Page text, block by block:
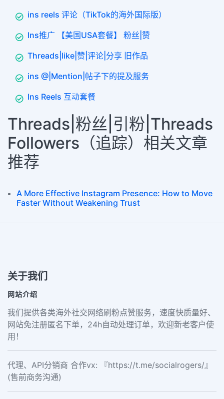
ins reels 评论（TikTok的海外国际版）
Ins推广 【美国USA套餐】 粉丝|赞
Threads|like|赞|评论|分享 旧作品
ins @|Mention|帖子下的提及服务
Ins Reels 互动套餐
Threads|粉丝|引粉|Threads
Followers（追踪）相关文章
推荐
A More Effective Instagram Presence: How to Move
Faster Without Weakening Trust
关于我们
网站介绍
我们提供各类海外社交网络刷粉点赞服务，速度快质量好、
网站免注册匿名下单，24h自动处理订单，欢迎新老客户使
用！
代理、API分销商 合作vx: 『https://t.me/socialrogers/』
(售前商务沟通)